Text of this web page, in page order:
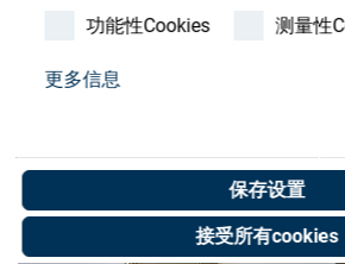
功能性Cookies
测量性
更多信息
保存设置
接受所有cookies